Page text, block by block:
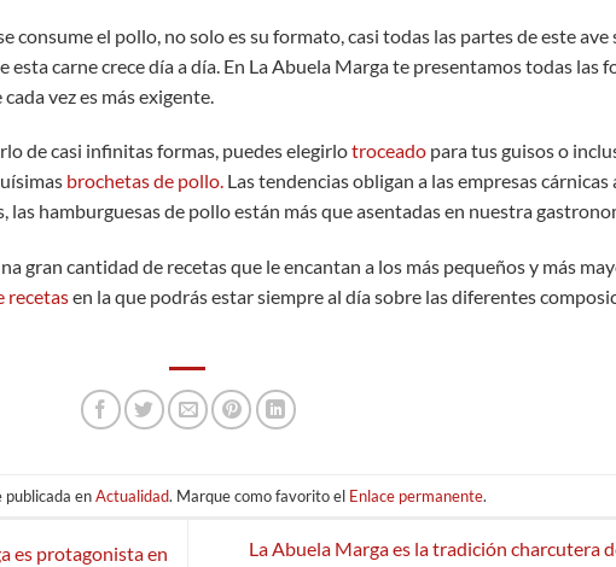
consume el pollo, no solo es su formato, casi todas las partes de este ave
carne crece día a día. En La Abuela Marga te presentamos todas las
vez es más exigente.
de casi infinitas formas, puedes elegirlotroceado para tus guisos o
brochetas de pollo. Las tendencias obligan a las empresas cárnicas
hamburguesas de pollo están más que asentadas en nuestra
gran cantidad de recetas que le encantan a los más pequeños y más
recetasen la que podrás estar siempre al día sobre las diferentes
publicada enActualidad. Marque como favorito el Enlace permanente.
es protagonista en
La Abuela Marga es la tradición charcutera